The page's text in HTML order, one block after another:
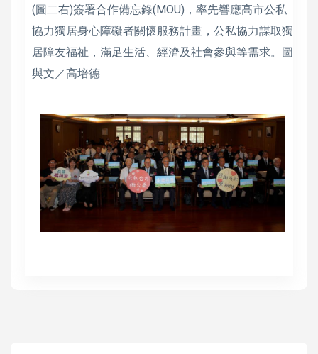
(圖二右)簽署合作備忘錄(MOU)，率先響應高市公私
協力獨居身心障礙者關懷服務計畫，公私協力謀取獨
居障友福祉，滿足生活、經濟及社會參與等需求。圖
與文／高培德